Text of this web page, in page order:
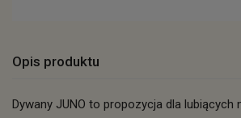
Opis produktu
Dywany JUNO to propozycja dla